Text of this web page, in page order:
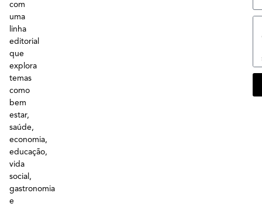
com
uma
linha
editorial
que
explora
temas
como
bem
estar,
saúde,
economia,
educação,
vida
social,
gastronomia
e